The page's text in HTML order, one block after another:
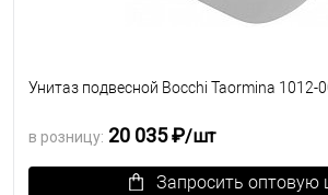
Унитаз подвесной Bocchi Taormina 1012-
в розницу: 20 035 ₽/шт
Запросить оптовую